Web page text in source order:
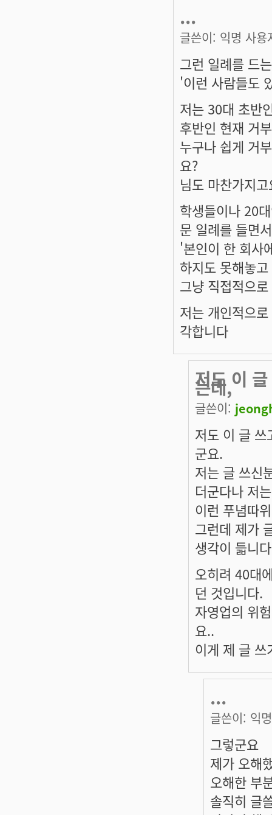
...
글쓴이: 익명 사용
그런 일례를 드
'이런 사람들도
저는 30대 초반
후반인 현재 거
누구나 쉽게 거
요?
님도 마찬가지
학생들이나 20
문 일례를 들면
'본인이 한 회사
하지도 못해놓
그냥 직접적으
저는 개인적으
각합니다
저도 이
는데,
글쓴이:
저도 이 글 쓰
군요.
저는 글 쓰신
더군다나 저
이런 푸념따
그런데 제가
생각이 듧니
오히려 40대
던 것입니다.
자영업의 위
요..
이게 제 글 쓰
...
글쓴이: 익
그렇군요
제가 오해
오해한 부
솔직히 글